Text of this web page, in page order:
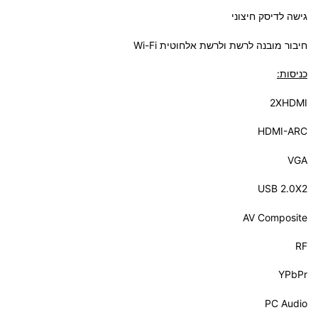
גישה לדיסק חיצוני
חיבור מובנה לרשת ולרשת אלחוטית Wi-Fi
כניסות:
2XHDMI
HDMI-ARC
VGA
USB 2.0X2
AV Composite
RF
YPbPr
PC Audio